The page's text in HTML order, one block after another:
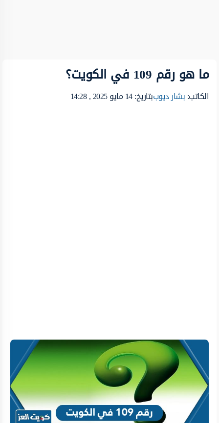
ما هو رقم 109 في الكويت؟
الكاتب:بشار ديوببتاريخ: 14 مايو 2025 , 14:28